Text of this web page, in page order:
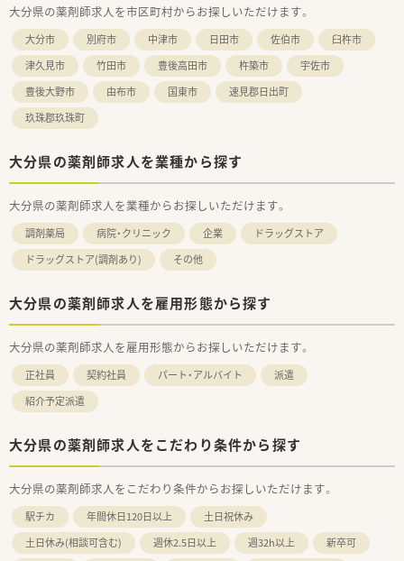
大分県の薬剤師求人を市区町村からお探しいただけます。
大分市 別府市 中津市 日田市 佐伯市
臼杵市
津久見市
竹田市 豊後高田市 杵築市
宇佐市
豊後大野市
由布市 国東市
速見郡日出町
玖珠郡玖珠町
大分県の薬剤師求人を業種から探す
大分県の薬剤師求人を業種からお探しいただけます。
調剤薬局 病院・クリニック 企業
ドラッグストア
ドラッグストア(調剤あり)
その他
大分県の薬剤師求人を雇用形態から探す
大分県の薬剤師求人を雇用形態からお探しいただけます。
正社員 契約社員 パート・アルバイト
派遣
紹介予定派遣
大分県の薬剤師求人をこだわり条件から探す
大分県の薬剤師求人をこだわり条件からお探しいただけます。
駅チカ 年間休日120日以上
土日祝休み
土日休み(相談可含む)
週休2.5日以上 週32h以上
新卒可